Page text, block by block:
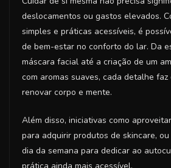
deslocamentos ou gastos elevados.
simples e práticas acessíveis, é
de bem-estar no conforto do lar. Da
máscara facial até a criação de um
com aromas suaves, cada detalhe
renovar corpo e mente.
Além disso, iniciativas como
para adquirir produtos de skincare,
dia da semana para dedicar ao